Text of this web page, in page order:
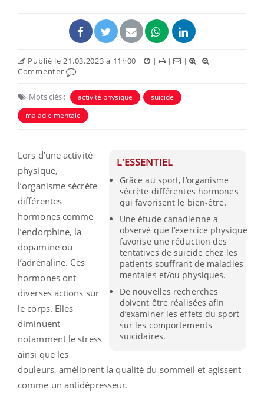
Publié le 21.03.2023 à 11h00 | | | |
|
Commenter
Mots clés : activité physique
suicide
maladie mentale
L'ESSENTIEL
Grâce au sport, l’organisme
sécrète différentes hormones
qui favorisent le bien-être.
Une étude canadienne a
observé que l’exercice physique
favorise une réduction des
tentatives de suicide chez les
patients souffrant de maladies
mentales et/ou physiques.
De nouvelles recherches
doivent être réalisées afin
d’examiner les effets du sport
sur les comportements
suicidaires.
Lors d’une activité
physique,
l’organisme sécrète
différentes
hormones comme
l’endorphine, la
dopamine ou
l’adrénaline. Ces
hormones ont
diverses actions sur
le corps. Elles
diminuent
notamment le stress
ainsi que les
douleurs, améliorent la qualité du sommeil et agissent
comme un antidépresseur.